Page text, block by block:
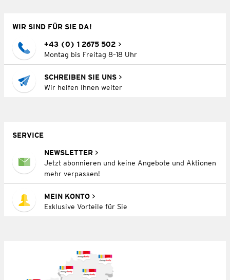
WIR SIND FÜR SIE DA!
+43 (0) 1 2675 502
Montag bis Freitag 8–18 Uhr
SCHREIBEN SIE UNS
Wir helfen Ihnen weiter
SERVICE
NEWSLETTER
Jetzt abonnieren und keine Angebote und Aktionen
mehr verpassen!
MEIN KONTO
Exklusive Vorteile für Sie